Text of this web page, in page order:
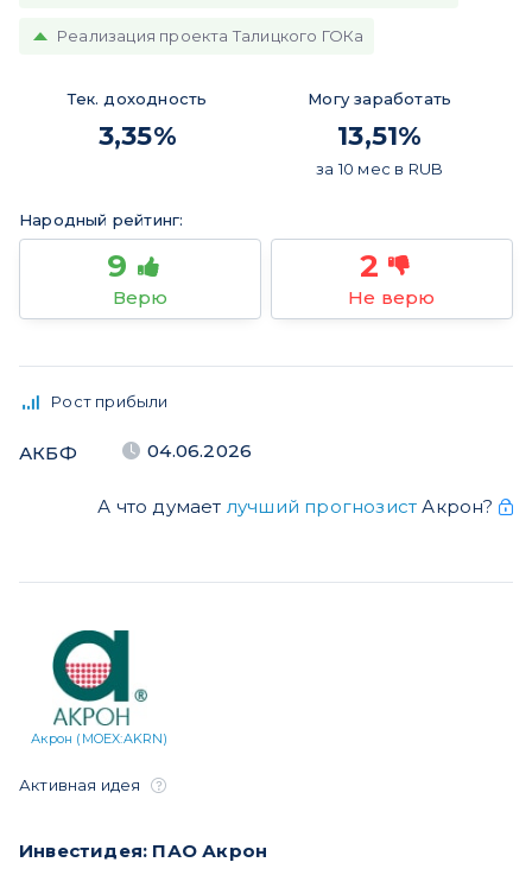
Реализация проекта Талицкого ГОКа
Тек. доходность
3,35%
Могу заработать
13,51%
за10 мес в RUB
Народный рейтинг:
9
Верю
2
Не верю
Рост прибыли
АКБФ 04.06.2026
А что думает лучший прогнозист Акрон?
Акрон (MOEX:AKRN)
Активная идея
Инвестидея: ПАО Акрон